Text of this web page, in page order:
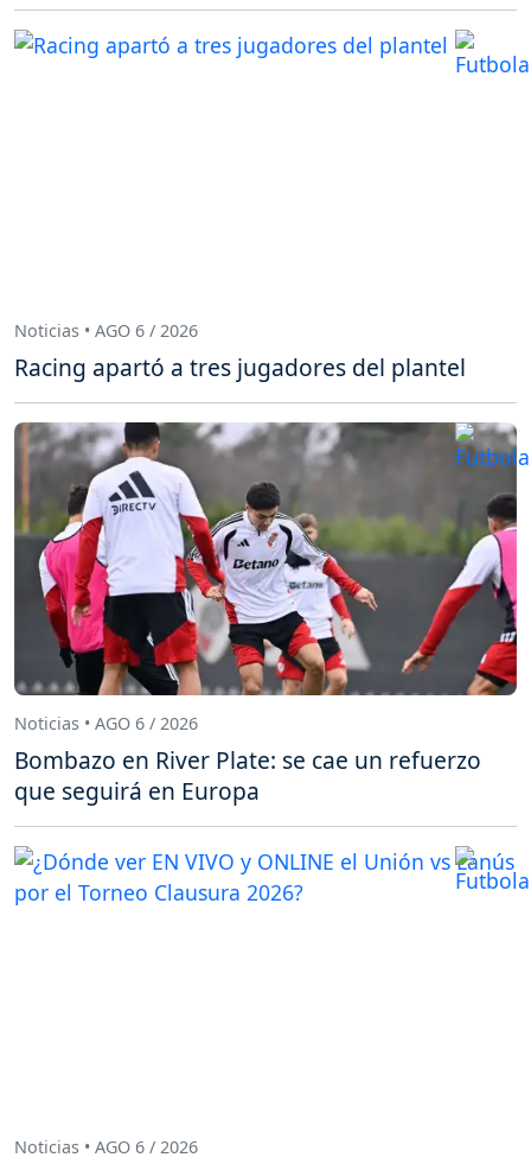
Noticias • AGO 6 / 2026
Racing apartó a tres jugadores del plantel
Noticias • AGO 6 / 2026
Bombazo en River Plate: se cae un refuerzo
que seguirá en Europa
Noticias • AGO 6 / 2026